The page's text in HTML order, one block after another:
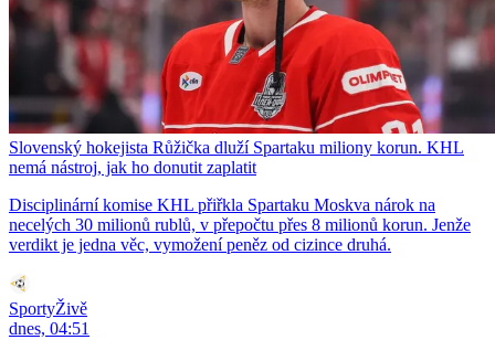
Slovenský hokejista Růžička dluží Spartaku miliony korun. KHL
nemá nástroj, jak ho donutit zaplatit
Disciplinární komise KHL přiřkla Spartaku Moskva nárok na
necelých 30 milionů rublů, v přepočtu přes 8 milionů korun. Jenže
verdikt je jedna věc, vymožení peněz od cizince druhá.
SportyŽivě
dnes, 04:51